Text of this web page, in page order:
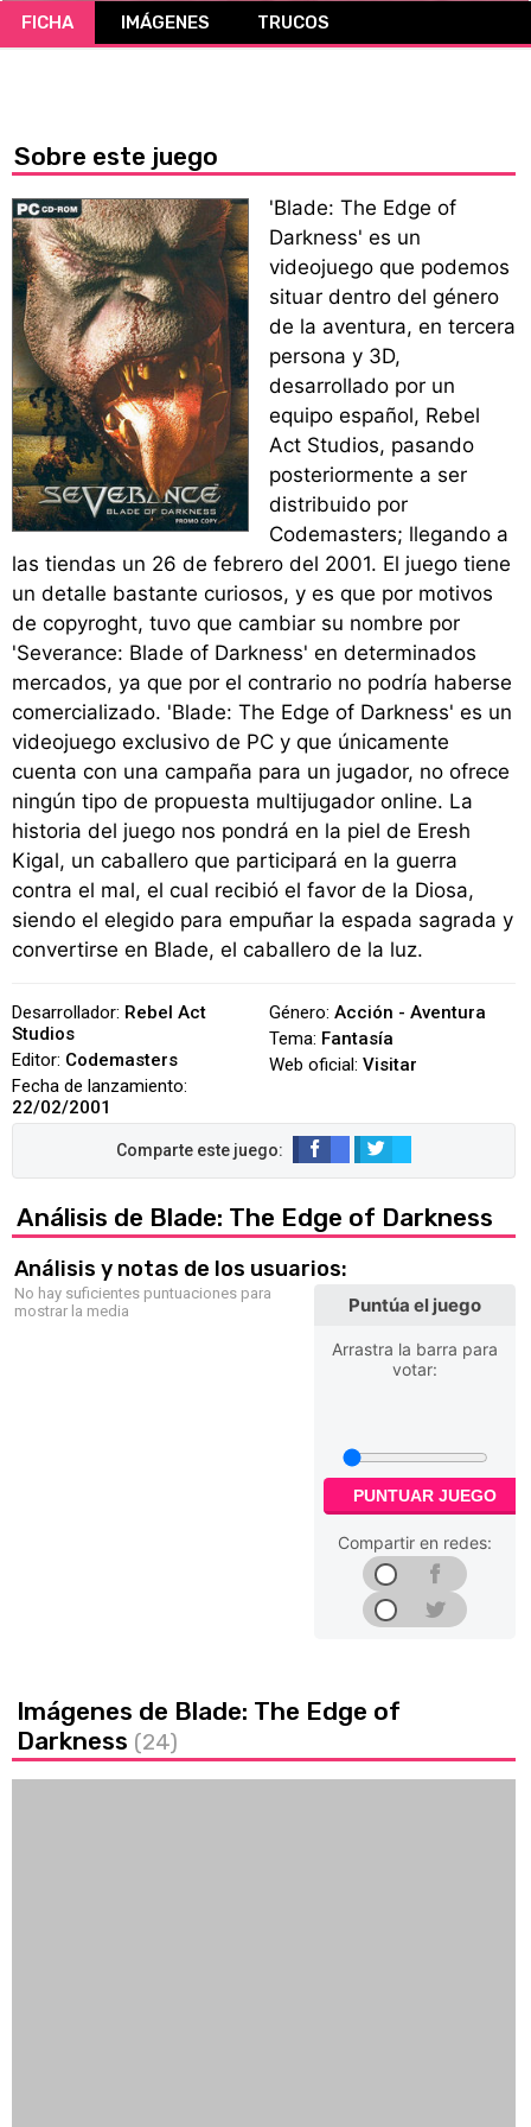
FICHA IMÁGENES TRUCOS
Sobre este juego
'Blade: The Edge of
Darkness' es un
videojuego que podemos
situar dentro del género
de la aventura, en tercera
persona y 3D,
desarrollado por un
equipo español, Rebel
Act Studios, pasando
posteriormente a ser
distribuido por
Codemasters; llegando a
las tiendas un 26 de febrero del 2001. El juego tiene
un detalle bastante curiosos, y es que por motivos
de copyroght, tuvo que cambiar su nombre por
'Severance: Blade of Darkness' en determinados
mercados, ya que por el contrario no podría haberse
comercializado. 'Blade: The Edge of Darkness' es un
videojuego exclusivo de PC y que únicamente
cuenta con una campaña para un jugador, no ofrece
ningún tipo de propuesta multijugador online. La
historia del juego nos pondrá en la piel de Eresh
Kigal, un caballero que participará en la guerra
contra el mal, el cual recibió el favor de la Diosa,
siendo el elegido para empuñar la espada sagrada y
convertirse en Blade, el caballero de la luz.
Desarrollador: Rebel Act
Studios
Editor: Codemasters
Fecha de lanzamiento:
22/02/2001
Género: Acción - Aventura
Tema: Fantasía
Web oficial: Visitar
Análisis de Blade: The Edge of Darkness
Análisis y notas de los usuarios:
No hay suficientes puntuaciones para
mostrar la media
Puntúa el juego
Arrastra la barra para
votar:
PUNTUAR JUEGO
Compartir en redes:
Imágenes de Blade: The Edge of
Darkness (24)